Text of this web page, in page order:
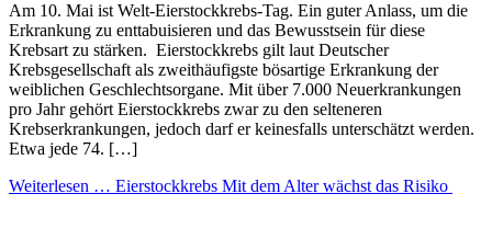
Am 10. Mai ist Welt-Eierstockkrebs-Tag. Ein guter Anlass, um die
Erkrankung zu enttabuisieren und das Bewusstsein für diese
Krebsart zu stärken. Eierstockkrebs gilt laut Deutscher
Krebsgesellschaft als zweithäufigste bösartige Erkrankung der
weiblichen Geschlechtsorgane. Mit über 7.000 Neuerkrankungen
pro Jahr gehört Eierstockkrebs zwar zu den selteneren
Krebserkrankungen, jedoch darf er keinesfalls unterschätzt werden.
Etwa jede 74. […]
Weiterlesen … Eierstockkrebs Mit dem Alter wächst das Risiko